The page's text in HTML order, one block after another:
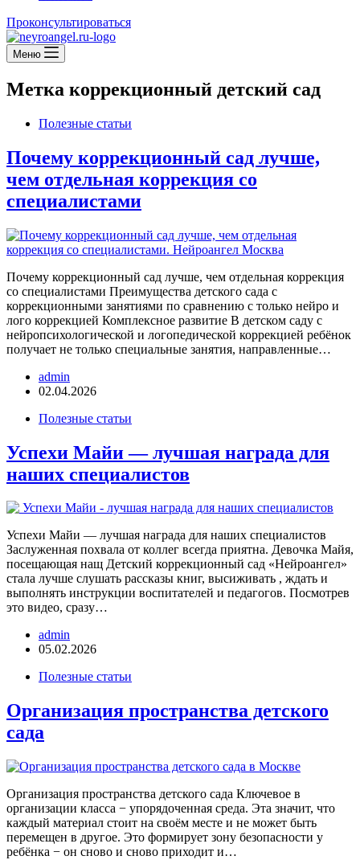
Проконсультироваться
Меню
Метка коррекционный детский сад
Полезные статьи
Почему коррекционный сад лучше,
чем отдельная коррекция со
специалистами
Почему коррекционный сад лучше, чем отдельная коррекция
со специалистами Преимущества детского сада с
коррекционными занятиями по сравнению с только нейро и
лого коррекцией Комплексное развитие В детском саду с
нейропсихологической и логопедической коррекцией ребёнок
получает не только специальные занятия, направленные…
admin
02.04.2026
Полезные статьи
Успехи Майи — лучшая награда для
наших специалистов
Успехи Майи — лучшая награда для наших специалистов
Заслуженная похвала от коллег всегда приятна. Девочка Майя,
посещающая нащ Детский коррекционный сад «Нейроангел»
стала лучше слушать рассказы книг, высиживать , ждать и
выполнять инструкции воспитателей и педагогов. Посмотрев
это видео, сразу…
admin
05.02.2026
Полезные статьи
Организация пространства детского
сада
Организация пространства детского сада Ключевое в
организации класса − упорядоченная среда. Эта значит, что
каждый материал стоит на своём месте и не может быть
перемещен в другое. Это формирует зону безопасности у
ребёнка − он сново и сново приходит и…